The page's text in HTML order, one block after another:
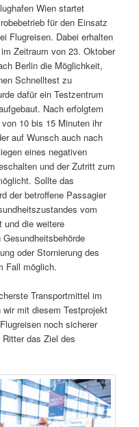
Wien startet
für den Einsatz
Flugreisen. Dabei erhalten
Zeitraum von 23. Oktober
Berlin die Möglichkeit,
Schnelltest zu
dafür ein Testzentrum
Nach erfolgtem
10 bis 15 Minuten ihr
auf Wunsch auch nach
eines negativen
und der Zutritt zum
Sollte das
der betroffene Passagier
vom
und die weitere
oder Stornierung des
Fall möglich.
Transportmittel im
wir mit diesem Testprojekt
noch sicherer
das Ziel des